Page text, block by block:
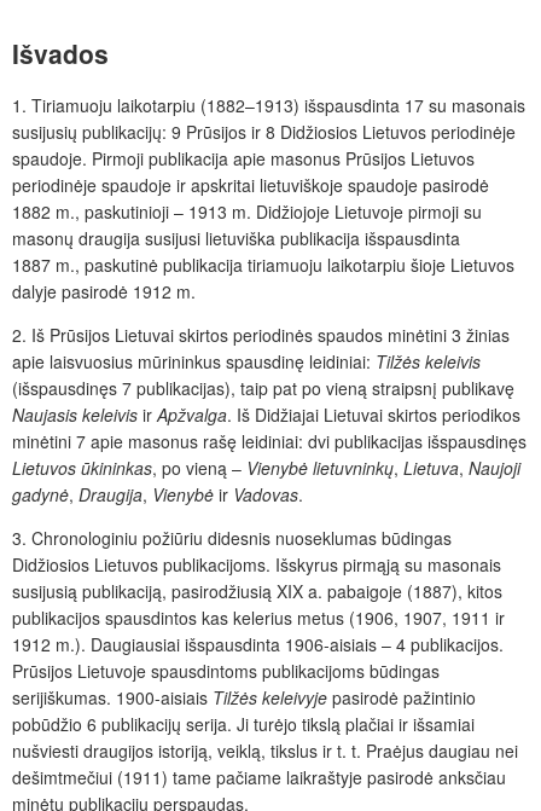
Išvados
1. Tiriamuoju laikotarpiu (1882–1913) išspausdinta 17 su masonais
susijusių publikacijų: 9 Prūsijos ir 8 Didžiosios Lietuvos periodinėje
spaudoje. Pirmoji publikacija apie masonus Prūsijos Lietuvos
periodinėje spaudoje ir ap­skritai lietuviškoje spaudoje pasirodė
1882 m., paskutinioji – 1913 m. Didžiojoje Lietuvoje pirmoji su
masonų draugija susijusi lietuviška publikacija išspausdinta
1887 m., paskutinė publikacija tiriamuoju laikotarpiu šioje Lietuvos
dalyje pasirodė 1912 m.
2. Iš Prūsijos Lietuvai skirtos periodinės spaudos minėtini 3 žinias
apie laisvuosius mūrininkus spausdinę leidiniai: Tilžės keleivis
(išspausdinęs 7 publikacijas), taip pat po vieną straipsnį publikavę
Naujasis keleivis irApžvalga. Iš Didžiajai Lietuvai skirtos periodikos
minėtini 7 apie masonus rašę leidiniai: dvi publikacijas išspausdinęs
Lietuvos ūkininkas, po vieną – Vienybė lietuvninkų, Lietuva, Naujoji
gadynė, Draugija, Vienybė ir Vadovas.
3. Chronologiniu požiūriu didesnis nuoseklumas būdingas
Didžiosios Lietuvos publikacijoms. Išskyrus pirmąją su masonais
susijusią publikaciją, pasirodžiusią XIX a. pabaigoje (1887), kitos
publikacijos spausdintos kas kelerius metus (1906, 1907, 1911 ir
1912 m.). Daugiausiai išspausdinta 1906-aisiais – 4 publikacijos.
Prūsijos Lietuvoje spausdintoms publikacijoms būdingas
serijiškumas. 1900-aisiais Tilžės keleivyje pasirodė pažintinio
pobūdžio 6 publikacijų serija. Ji turėjo tikslą plačiai ir išsamiai
nušviesti draugijos istoriją, veiklą, tikslus ir t. t. Praėjus daugiau nei
dešimtmečiui (1911) tame pačiame laikraštyje pasirodė anksčiau
minėtų publikacijų perspaudas.